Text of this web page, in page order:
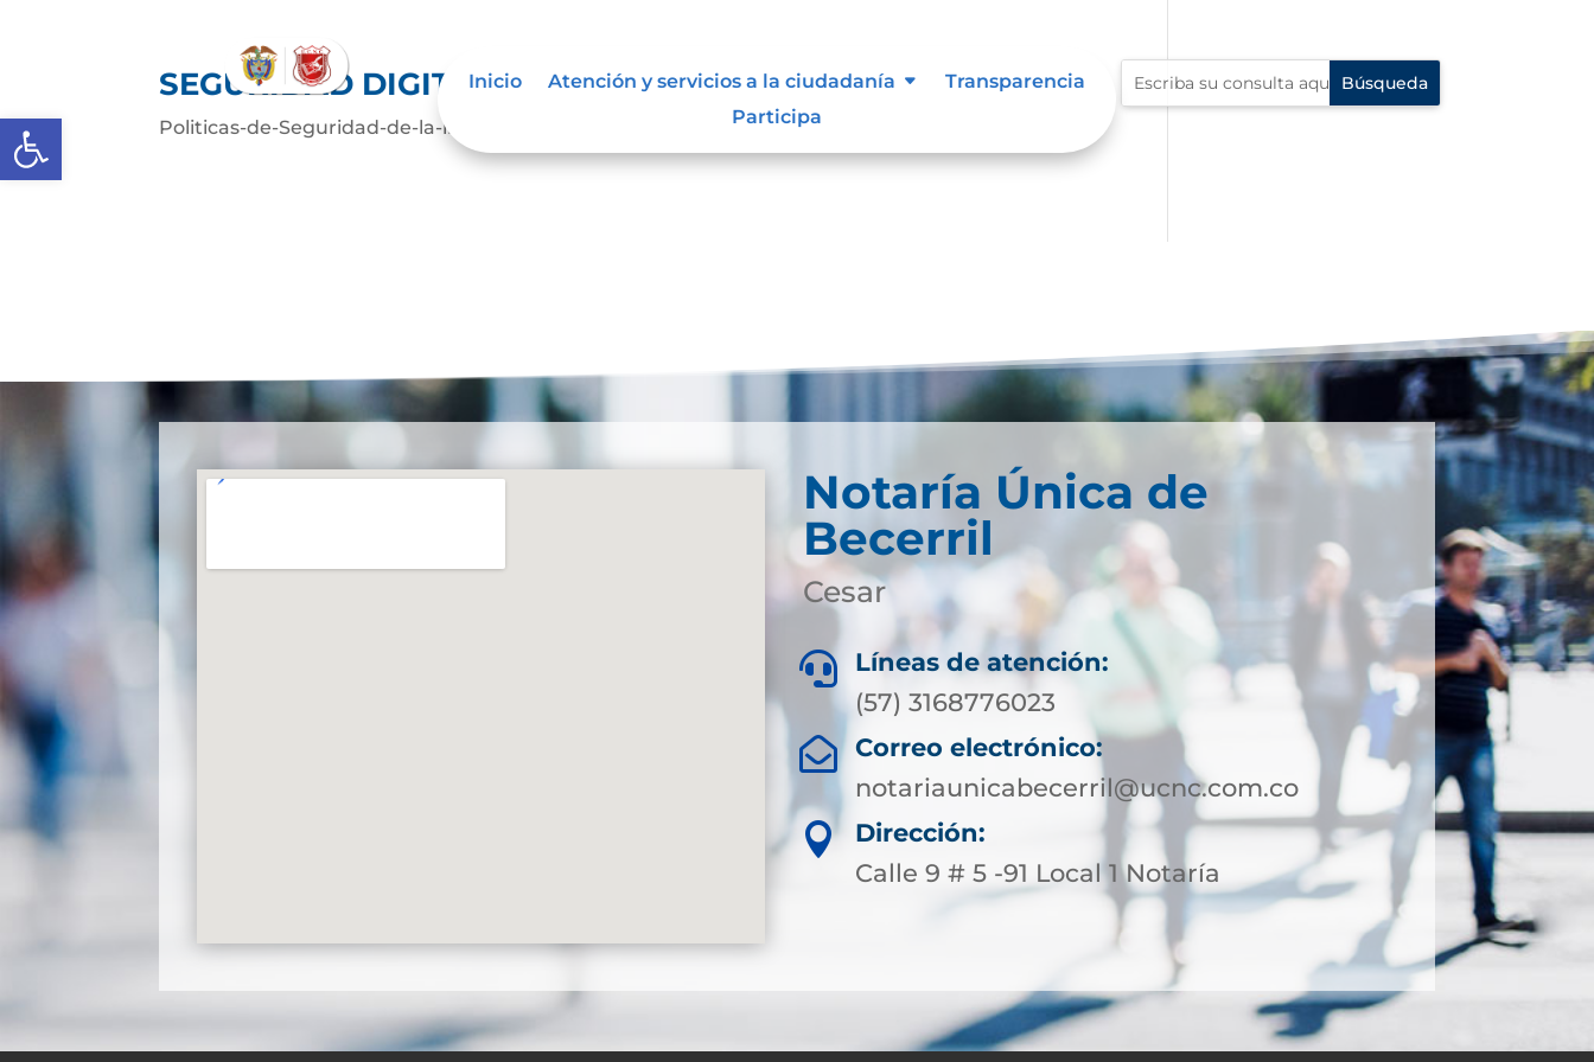
Abrir barra de herramientas
Inicio Atención y servicios a la ciudadanía
Transparencia
Participa
SEGURIDAD DIGITAL
Politicas-de-Seguridad-de-la-informacion-notariaDescarga...
Notaría Única de
Becerril
Cesar

Líneas de atención:
(57) 3168776023

Correo electrónico:
notariaunicabecerril@ucnc.com.co

Dirección:
Calle 9 # 5 -91 Local 1 Notaría